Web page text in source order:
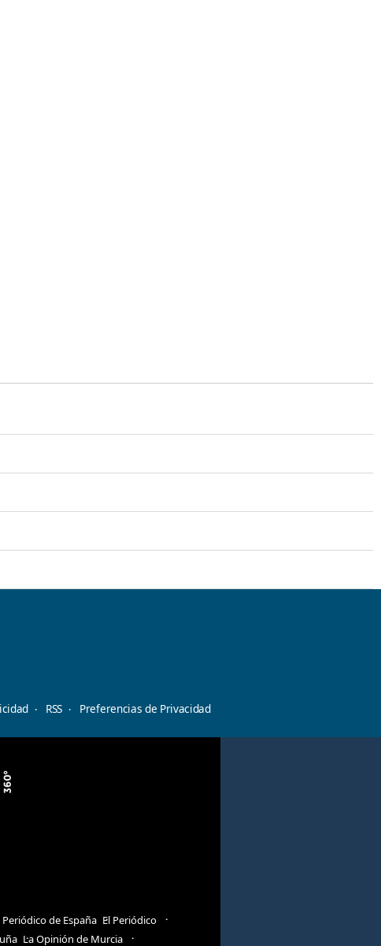
RSS Preferencias de Privacidad
Periódico de España El Periódico
La Opinión de Murcia